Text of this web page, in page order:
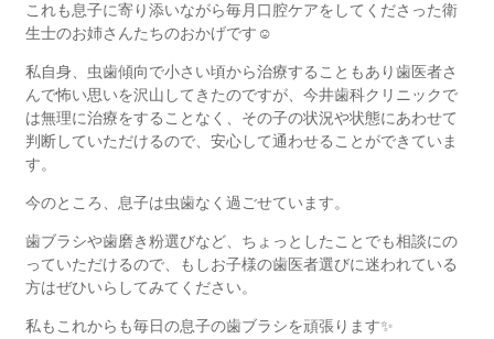
これも息子に寄り添いながら毎月口腔ケアをしてくださった衛
生士のお姉さんたちのおかげです☺️
私自身、虫歯傾向で小さい頃から治療することもあり歯医者さ
んで怖い思いを沢山してきたのですが、今井歯科クリニックで
は無理に治療をすることなく、その子の状況や状態にあわせて
判断していただけるので、安心して通わせることができていま
す。
今のところ、息子は虫歯なく過ごせています。
歯ブラシや歯磨き粉選びなど、ちょっとしたことでも相談にの
っていただけるので、もしお子様の歯医者選びに迷われている
方はぜひいらしてみてください。
私もこれからも毎日の息子の歯ブラシを頑張ります✨